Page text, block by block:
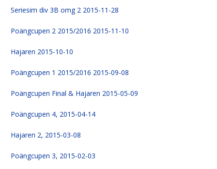
Seriesim div 3B omg 2 2015-11-28
Poängcupen 2 2015/2016 2015-11-10
Hajaren 2015-10-10
Poängcupen 1 2015/2016 2015-09-08
Poängcupen Final & Hajaren 2015-05-09
Poängcupen 4, 2015-04-14
Hajaren 2, 2015-03-08
Poängcupen 3, 2015-02-03